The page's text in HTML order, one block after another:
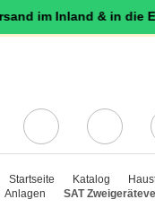
Inland & in die EU!
Startseite Katalog
Anlagen
SAT